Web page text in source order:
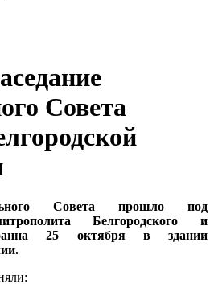
Совета
Совета прошло под
Белгородского и
25 октября в здании